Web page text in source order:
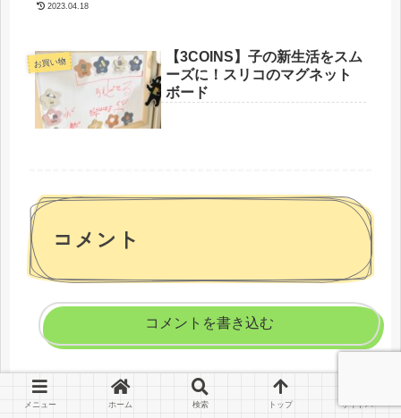
2023.04.18
お買い物
【3COINS】子の新生活をスム
ーズに！スリコのマグネット
ボード
コメント
コメントを書き込む
ライフスタイル
【都心でスケート】
雪まつりの混雑を避け、スマイルリンクさっぽろで遊ぼう
メニュー ホーム 検索 トップ サイドバー